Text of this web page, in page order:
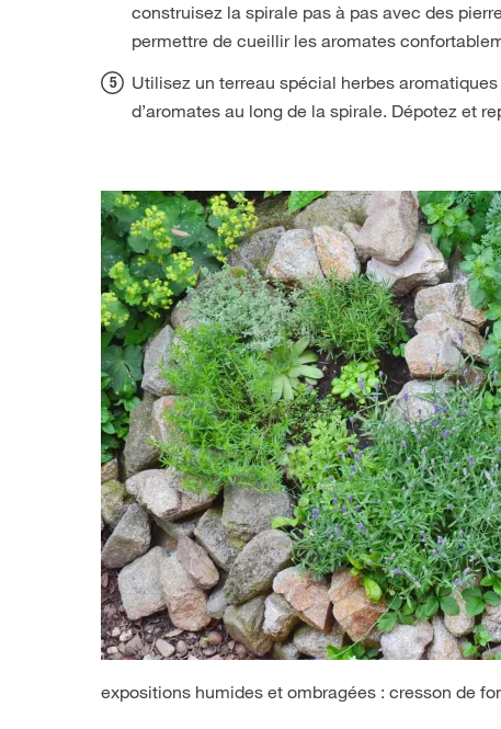
construisez la spirale pas à pas avec des
permettre de cueillir les aromates
Utilisez un terreau spécial herbes
d’aromates au long de la spirale. Dépotez et
expositions humides et ombragées : cresson de